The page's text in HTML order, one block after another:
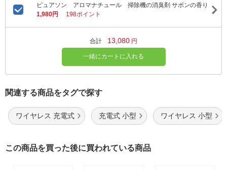
ピュアソン アロマナチュール 掃除機の消臭剤 サボンの香り
1,980円
198ポイント
合計 13,080 円
一緒にカートに入れる
関連する商品をタグで探す
ワイヤレス 充電式 充電式 小型 ワイヤレス 小型
この商品を買った後に買われている商品